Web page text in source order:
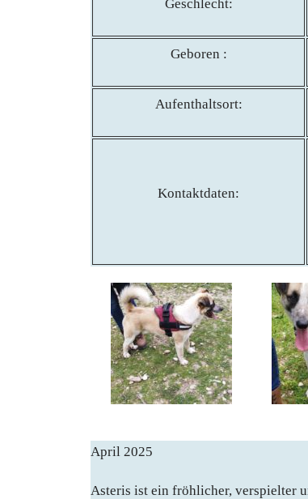
Geschlecht:
Geboren :
Aufenthaltsort:
Kontaktdaten:
April 2025
Asteris ist ein fröhlicher, verspielter